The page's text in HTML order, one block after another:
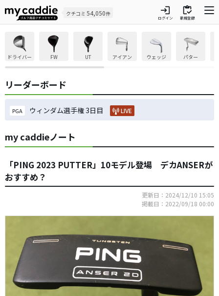
クチコミ 54,050件 login
ログイン
inventory
新規登録
ドライバー FW UT アイアン ウェッジ パター
リーダーボード
PGA ウィンダム選手権 3日目 LIVE
my caddieノート
「PING 2023 PUTTER」10モデル登場 デカANSERが
おすすめ？
更新日：2024/12/10 15:05
掲載日：2022/09/18 00:00